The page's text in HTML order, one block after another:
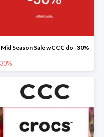
Mid Season Sale w CCC do -30%
30%